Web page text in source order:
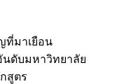
มาเยือน
นดับมหาวิทยาลัย
สูตร